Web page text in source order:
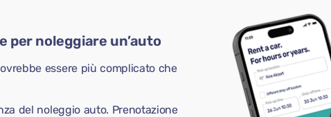
per noleggiare un’auto
essere più complicato che
del noleggio auto. Prenotazione